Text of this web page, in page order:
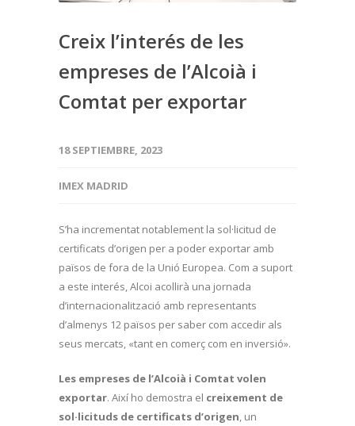
Creix l’interés de les
empreses de l’Alcoià i
Comtat per exportar
18 SEPTIEMBRE, 2023
IMEX MADRID
S’ha incrementat notablement la sol·licitud de
certificats d’origen per a poder exportar amb
països de fora de la Unió Europea. Com a suport
a este interés, Alcoi acollirà una jornada
d’internacionalització amb representants
d’almenys 12 països per saber com accedir als
seus mercats, «tant en comerç com en inversió».
Les empreses de l’Alcoià i Comtat volen
exportar. Així ho demostra el creixement de
sol·licituds de certificats d’origen, un